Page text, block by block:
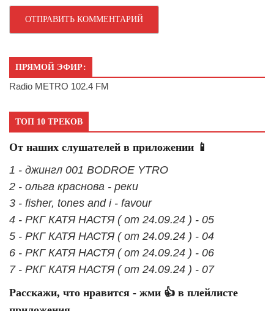
ПРЯМОЙ ЭФИР:
Radio METRO 102.4 FM
ТОП 10 ТРЕКОВ
От наших слушателей в приложении 📱
1 - джингл 001 BODROE YTRO
2 - ольга краснова - реки
3 - fisher, tones and i - favour
4 - РКГ КАТЯ НАСТЯ ( от 24.09.24 ) - 05
5 - РКГ КАТЯ НАСТЯ ( от 24.09.24 ) - 04
6 - РКГ КАТЯ НАСТЯ ( от 24.09.24 ) - 06
7 - РКГ КАТЯ НАСТЯ ( от 24.09.24 ) - 07
Расскажи, что нравится - жми 👍 в плейлисте